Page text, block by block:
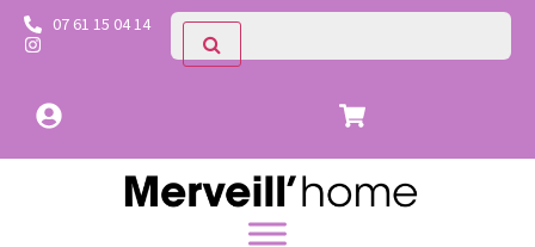
07 61 15 04 14